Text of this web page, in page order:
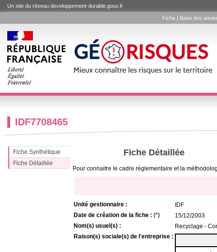
Un site du réseau developpement-durable.gouv.fr
Fiche | Base des
IDF7708465
Fiche Synthétique
Fiche Détaillée
Fiche Détaillée
Pour connaitre le cadre réglementaire et la
Unité gestionnaire :
IDF
Date de création de la fiche : (*)
15/12/2003
Nom(s) usuel(s) :
Recyclage -
Raison(s) sociale(s) de l'entreprise :